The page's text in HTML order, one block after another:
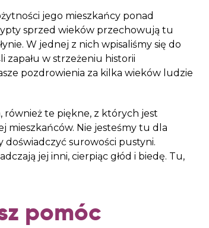
jego mieszkańcy ponad
sprzed wieków przechowują tu
W jednej z nich wpisaliśmy się do
zapału w strzeżeniu historii
pozdrowienia za kilka wieków ludzie
również te piękne, z których jest
mieszkańców. Nie jesteśmy tu dla
surowości pustyni.
jej inni, cierpiąc głód i biedę. Tu,
pomóc